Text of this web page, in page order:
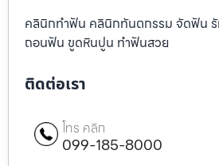
คลินิกทำฟัน คลินิกทันตกรรม จัดฟัน
ถอนฟัน ขูดหินปูน ทำฟันสวย
ติดต่อเรา
โทร คลิก
099-185-8000